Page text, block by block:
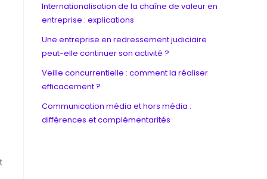
Internationalisation de la chaîne de valeur en
entreprise : explications
Une entreprise en redressement judiciaire
peut-elle continuer son activité ?
Veille concurrentielle : comment la réaliser
efficacement ?
Communication média et hors média :
différences et complémentarités